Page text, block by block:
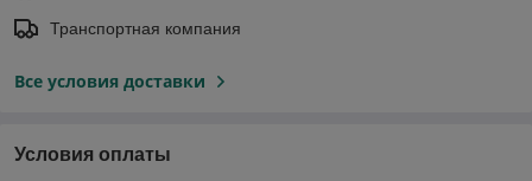
Транспортная компания
Все условия доставки
Условия оплаты